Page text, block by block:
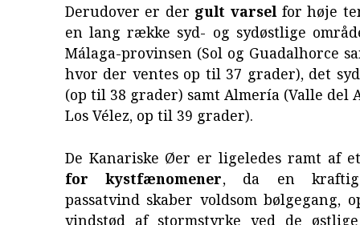
Derudover er der gult varsel for høje
en lang række syd- og sydøstlige
Málaga-provinsen (Sol og Guadalhorce
hvor der ventes op til 37 grader), det
(op til 38 grader) samt Almería (Valle del
Los Vélez, op til 39 grader).
De Kanariske Øer er ligeledes ramt af
for kystfænomener, da en kraftig
passatvind skaber voldsom bølgegang,
vindstød af stormstyrke ved de